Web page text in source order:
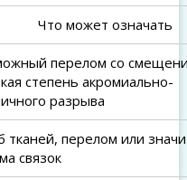
Что может означать
перелом со
степень акромиально-
разрыва
тканей, перелом или
связок